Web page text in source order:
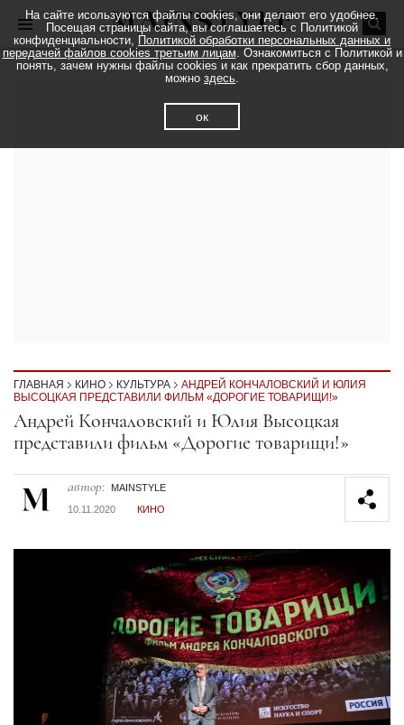
ГЛАВНАЯ КИНО КУЛЬТУРА
АНДРЕЙ КОНЧАЛОВСКИЙ И ЮЛИЯ
ВЫСОЦКАЯ ПРЕДСТАВИЛИ ФИЛЬМ «ДОРОГИЕ ТОВАРИЩИ!»
Секция статей
Андрей Кончаловский и Юлия Высоцкая
представили фильм «Дорогие товарищи!»
автор:
MAINSTYLE
10.11.2020
КИНО
На сайте исользуются файлы cookies, они делают его удобнее.
Посещая страницы сайта, вы соглашаетесь с Политикой
конфиденциальности, Политикой обработки персональных данных и
передачей файлов cookies третьим лицам. Ознакомиться с Политикой и
понять, зачем нужны файлы cookies и как прекратить сбор данных,
можно здесь.
ок